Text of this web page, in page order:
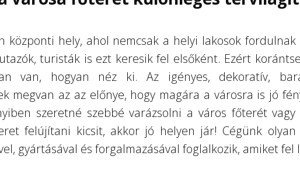
központi hely, ahol nemcsak a helyi lakosok
turisták is ezt keresik fel elsőként. Ezért
van, hogyan néz ki. Az igényes, dekoratív,
megvan az az előnye, hogy magára a városra is jó
szeretné szebbé varázsolni a város főterét
felújítani kicsit, akkor jó helyen jár! Cégünk
gyártásával és forgalmazásával foglalkozik, amiket